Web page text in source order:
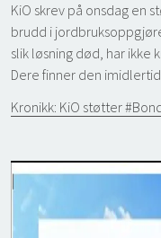
KiO skrev på onsdag en
brudd i
slik løsning død, har ikke
Dere finner den
Kronikk: KiO støtter